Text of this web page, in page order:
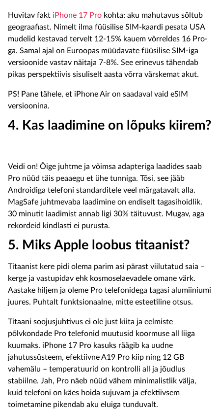
Huvitav fakt iPhone 17 Pro kohta: aku mahutavus sõltub
geograafiast. Nimelt ilma füüsilise SIM-kaardi pesata USA
mudelid kestavad tervelt 12-15% kauem võrreldes 16 Pro-
ga. Samal ajal on Euroopas müüdavate füüsilise SIM-iga
versioonide vastav näitaja 7-8%. See erinevus tähendab
pikas perspektiivis sisuliselt aasta võrra värskemat akut.
PS! Pane tähele, et iPhone Air on saadaval vaid eSIM
versioonina.
4. Kas laadimine on lõpuks kiirem?
Veidi on! Õige juhtme ja võimsa adapteriga laadides saab
Pro nüüd täis peaaegu et ühe tunniga. Tõsi, see jääb
Androidiga telefoni standarditele veel märgatavalt alla.
MagSafe juhtmevaba laadimine on endiselt tagasihoidlik.
30 minutit laadimist annab ligi 30% täituvust. Mugav, aga
rekordeid kindlasti ei purusta.
5. Miks Apple loobus titaanist?
Titaanist kere pidi olema parim asi pärast viilutatud saia –
kerge ja vastupidav ehk kosmoselaevadele omane värk.
Aastake hiljem ja oleme Pro telefonidega tagasi alumiiniumi
juures. Puhtalt funktsionaalne, mitte esteetiline otsus.
Titaani soojusjuhtivus ei ole just kiita ja eelmiste
põlvkondade Pro telefonid muutusid koormuse all liiga
kuumaks. iPhone 17 Pro kasuks räägib ka uudne
jahutussüsteem, efektiivne A19 Pro kiip ning 12 GB
vahemälu – temperatuurid on kontrolli all ja jõudlus
stabiilne. Jah, Pro näeb nüüd vähem minimalistlik välja,
kuid telefoni on käes hoida sujuvam ja efektiivsem
toimetamine pikendab aku eluiga tunduvalt.